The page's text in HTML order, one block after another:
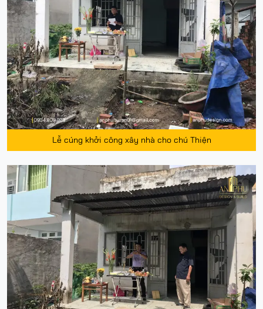
Lễ cúng khởi công xây nhà cho chú Thiện